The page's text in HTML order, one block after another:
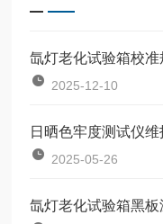
氙灯老化试验箱校
2025-12-10
日晒色牢度测试仪
2025-05-26
氙灯老化试验箱黑